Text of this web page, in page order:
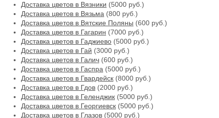
Доставка цветов в Вязники (5000 руб.)
Доставка цветов в Вязьма (800 руб.)
Доставка цветов в Вятские Поляны (600 руб.)
Доставка цветов в Гагарин (7000 руб.)
Доставка цветов в Гаджиево (5000 руб.)
Доставка цветов в Гай (3000 руб.)
Доставка цветов в Галич (600 руб.)
Доставка цветов в Гаспра (5000 руб.)
Доставка цветов в Гвардейск (8000 руб.)
Доставка цветов в Гдов (2000 руб.)
Доставка цветов в Геленджик (5000 руб.)
Доставка цветов в Георгиевск (5000 руб.)
Доставка цветов в Глазов (5000 руб.)